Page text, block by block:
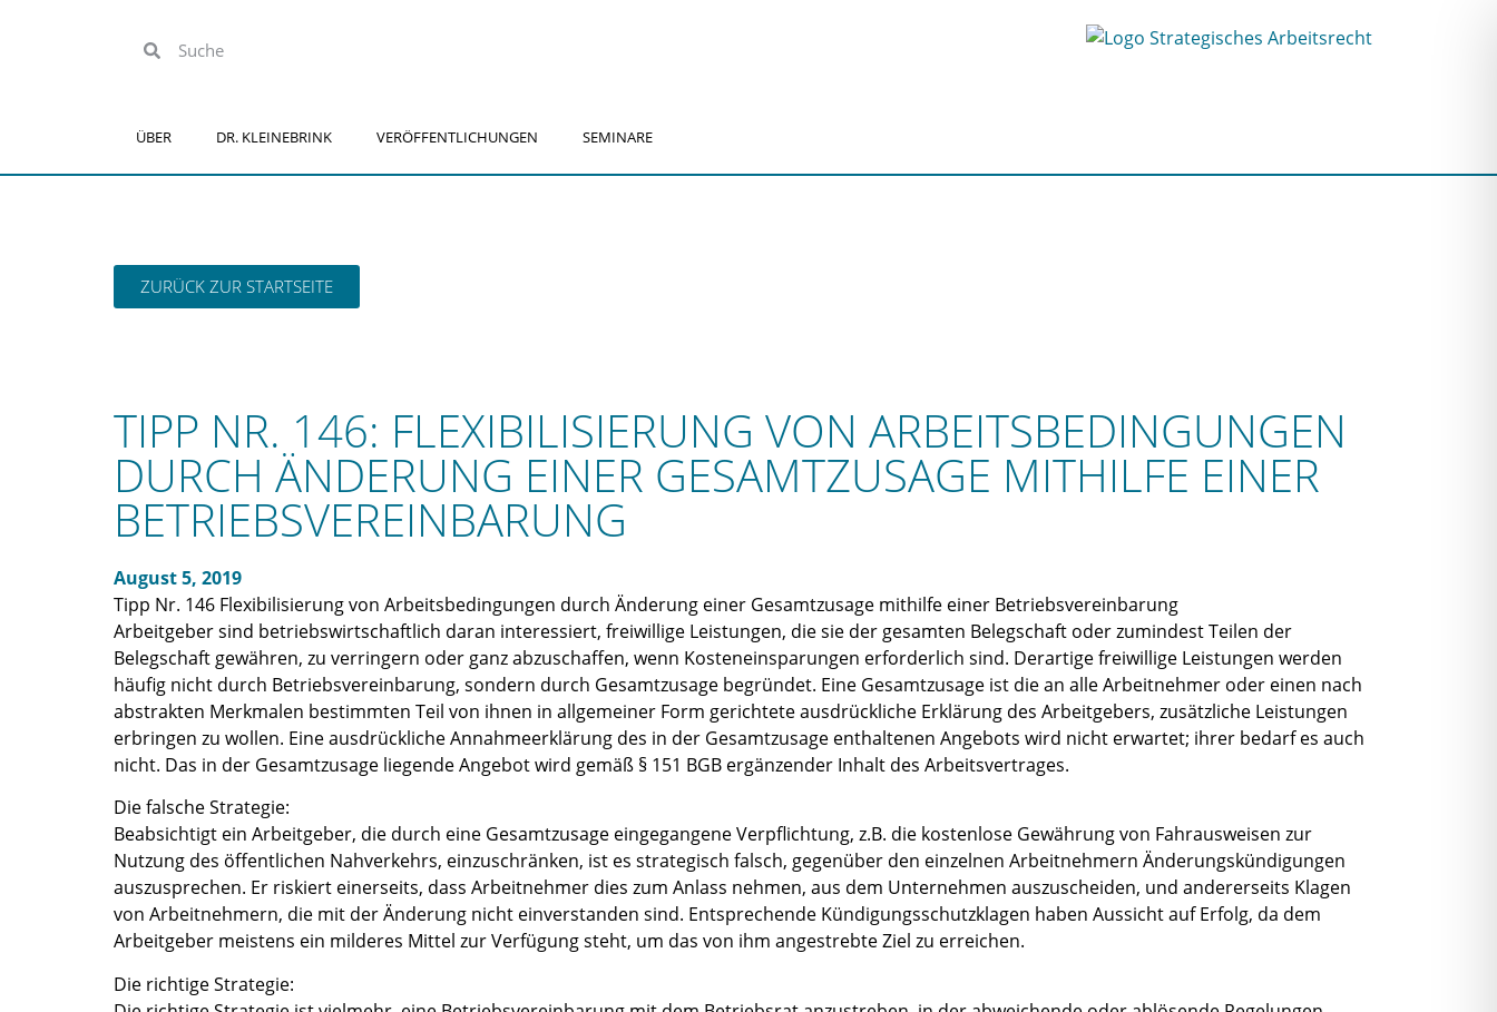
ÜBER DR. KLEINEBRINK VERÖFFENTLICHUNGEN SEMINARE
ZURÜCK ZUR STARTSEITE
TIPP NR. 146: FLEXIBILISIERUNG VON ARBEITSBEDINGUNGEN
DURCH ÄNDERUNG EINER GESAMTZUSAGE MITHILFE EINER
BETRIEBSVEREINBARUNG
August 5, 2019
Tipp Nr. 146 Flexibilisierung von Arbeitsbedingungen durch Änderung einer Gesamtzusage mithilfe einer Betriebsvereinbarung
Arbeitgeber sind betriebswirtschaftlich daran interessiert, freiwillige Leistungen, die sie der gesamten Belegschaft oder zumindest Teilen der
Belegschaft gewähren, zu verringern oder ganz abzuschaffen, wenn Kosteneinsparungen erforderlich sind. Derartige freiwillige Leistungen werden
häufig nicht durch Betriebsvereinbarung, sondern durch Gesamtzusage begründet. Eine Gesamtzusage ist die an alle Arbeitnehmer oder einen nach
abstrakten Merkmalen bestimmten Teil von ihnen in allgemeiner Form gerichtete ausdrückliche Erklärung des Arbeitgebers, zusätzliche Leistungen
erbringen zu wollen. Eine ausdrückliche Annahmeerklärung des in der Gesamtzusage enthaltenen Angebots wird nicht erwartet; ihrer bedarf es auch
nicht. Das in der Gesamtzusage liegende Angebot wird gemäß § 151 BGB ergänzender Inhalt des Arbeitsvertrages.
Die falsche Strategie:
Beabsichtigt ein Arbeitgeber, die durch eine Gesamtzusage eingegangene Verpflichtung, z.B. die kostenlose Gewährung von Fahrausweisen zur
Nutzung des öffentlichen Nahverkehrs, einzuschränken, ist es strategisch falsch, gegenüber den einzelnen Arbeitnehmern Änderungskündigungen
auszusprechen. Er riskiert einerseits, dass Arbeitnehmer dies zum Anlass nehmen, aus dem Unternehmen auszuscheiden, und andererseits Klagen
von Arbeitnehmern, die mit der Änderung nicht einverstanden sind. Entsprechende Kündigungsschutzklagen haben Aussicht auf Erfolg, da dem
Arbeitgeber meistens ein milderes Mittel zur Verfügung steht, um das von ihm angestrebte Ziel zu erreichen.
Die richtige Strategie: